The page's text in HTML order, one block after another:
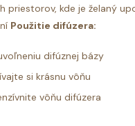
priestorov, kde je želaný
Použitie difúzera:
difúznej bázy
si krásnu vôňu
vôňu difúzera